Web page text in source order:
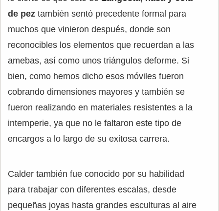
de pez también sentó precedente formal para
muchos que vinieron después, donde son
reconocibles los elementos que recuerdan a las
amebas, así como unos triángulos deforme. Si
bien, como hemos dicho esos móviles fueron
cobrando dimensiones mayores y también se
fueron realizando en materiales resistentes a la
intemperie, ya que no le faltaron este tipo de
encargos a lo largo de su exitosa carrera.
Calder también fue conocido por su habilidad
para trabajar con diferentes escalas, desde
pequeñas joyas hasta grandes esculturas al aire